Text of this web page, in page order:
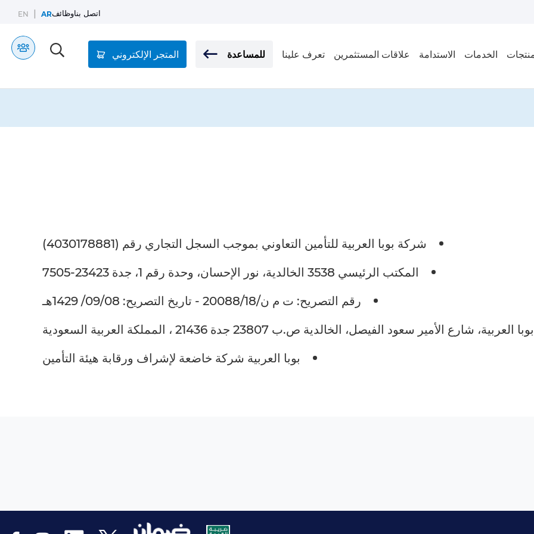
اتصل بناوظائف EN | AR
الخدمات الاستدامة علاقات المستثمرين تعرف علينا للمساعدة المتجر الإلكتروني
شركة بوبا العربية للتأمين التعاوني بموجب السجل التجاري رقم (4030178881)
المكتب الرئيسي 3538 الخالدية، نور الإحسان، وحدة رقم 1، جدة 23423-7505
رقم التصريح: ت م ن/20088/18 - تاريخ التصريح: 09/08/ 1429هـ
شارع الأمير سعود الفيصل، الخالدية ص.ب 23807 جدة 21436 ، المملكة العربية السعودية
بوبا العربية شركة خاضعة لإشراف ورقابة هيئة التأمين